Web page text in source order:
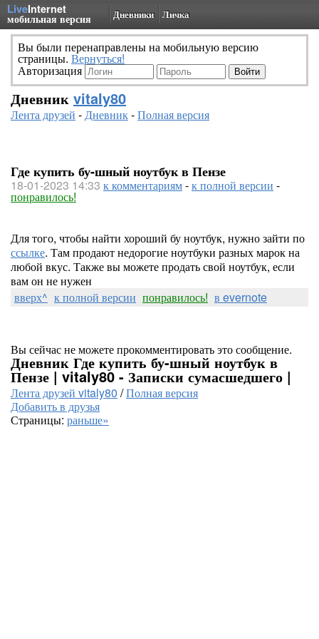
LiveInternet
мобильная версия Дневники Личка
Вы были перенаправлены на мобильную версию
страницы. Вернуться!
Авторизация
Дневник vitaly80
Лента друзей -Дневник-Полная версия
Где купить бу-шный ноутбук в Пензе
18-01-2023 14:33 к комментариям-к полной версии -
понравилось!
Для того, чтобы найти хороший бу ноутбук, нужно зайти по
ссылке. Там продают недорогие ноутбуки разных марок на
любой вкус. Также вы можете продать свой ноутбук, если
вам он не нужен
вверх^ к полной версии понравилось! в evernote
Вы сейчас не можете прокомментировать это сообщение.
Дневник Где купить бу-шный ноутбук в
Пензе | vitaly80 - Записки сумасшедшего |
Лента друзей vitaly80 /Полная версия
Добавить в друзья
Страницы: раньше»